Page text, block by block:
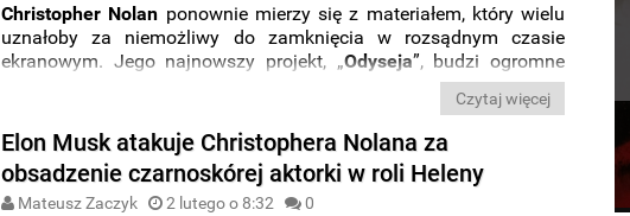
Christopher Nolan ponownie mierzy się z materiałem, który wielu
uznałoby za niemożliwy do zamknięcia w rozsądnym czasie
ekranowym. Jego najnowszy projekt, „Odyseja”, budzi ogromne
emocje i to nie tylko ze względu na skalę, ale też pytanie, które
Czytaj więcej
Elon Musk atakuje Christophera Nolana za
obsadzenie czarnoskórej aktorki w roli Heleny
Mateusz Zaczyk 2 lutego o 8:32 0